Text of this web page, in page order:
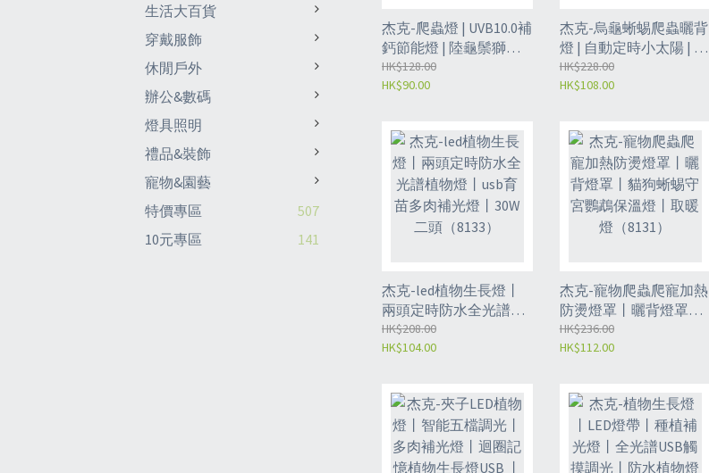
生活大百貨
穿戴服飾
休閒戶外
辦公&數碼
燈具照明
禮品&裝飾
寵物&園藝
特價專區
507
10元專區
141
杰克-爬蟲燈 | UVB10.0補
鈣節能燈 | 陸龜鬃獅飼
養箱蜥蜴變色龍紫外線
曬背燈 - 220v 13w 10.0藍
HK$128.00
HK$90.00
杰克-烏龜蜥蜴爬蟲曬背
燈 | 自動定時小太陽 | 寵
物補鈣加熱 (8135)
HK$228.00
HK$108.00
杰克-led植物生長燈丨
兩頭定時防水全光譜植
物燈丨usb育苗多肉補光
燈丨30W二頭（8133）
HK$208.00
HK$104.00
杰克-寵物爬蟲爬寵加熱
防燙燈罩丨曬背燈罩丨
貓狗蜥蜴守宮鸚鵡保溫
燈丨取暖燈（8131）
HK$236.00
HK$112.00